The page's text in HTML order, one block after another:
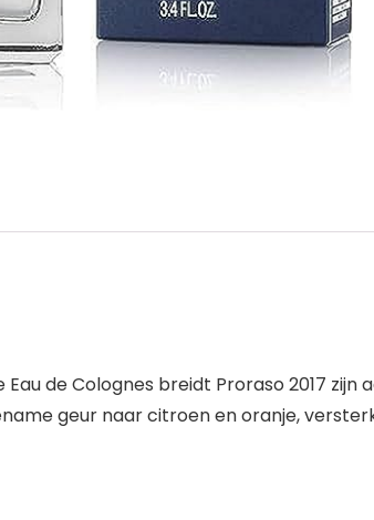
de Colognes breidt Proraso 2017
geur naar citroen en oranje,